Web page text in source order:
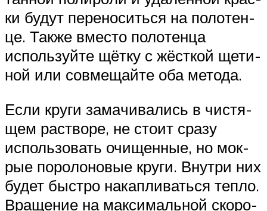
ки будут пере­но­сить­ся на поло­тен­
це. Так­же вме­сто поло­тен­ца
исполь­зуй­те щёт­ку с жёст­кой щети­
ной или сов­ме­щай­те оба метода.
Если кру­ги зама­чи­ва­лись в чистя­
щем рас­тво­ре, не сто­ит сра­зу
исполь­зо­вать очи­щен­ные, но мок­
рые поро­ло­но­вые кру­ги. Внут­ри них
будет быст­ро накап­ли­вать­ся теп­ло.
Вра­ще­ние на мак­си­маль­ной ско­ро­